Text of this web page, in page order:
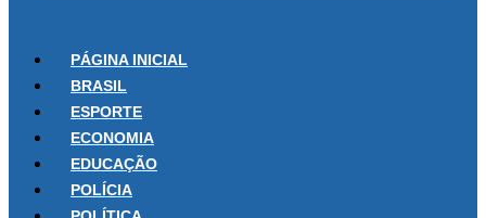
PÁGINA INICIAL
BRASIL
ESPORTE
ECONOMIA
EDUCAÇÃO
POLÍCIA